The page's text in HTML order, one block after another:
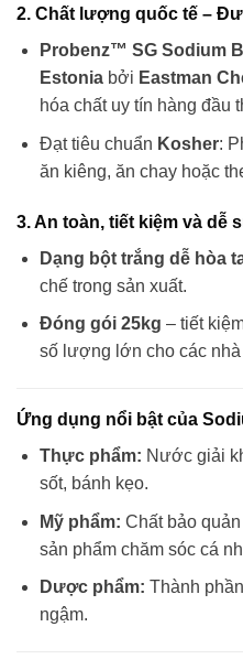
2. Chất lượng quốc tế –
Probenz™ SG Sodium
Estoniabởi Eastman
hóa chất uy tín hàng đầu
Đạt tiêu chuẩn Kosher:
ăn kiêng, ăn chay hoặc
3. An toàn, tiết kiệm và dễ
Dạng bột trắng dễ hòa
chế trong sản xuất.
Đóng gói 25kg – tiết
số lượng lớn cho các nhà
Ứng dụng nổi bật của
Thực phẩm: Nước giải
sốt, bánh kẹo.
Mỹ phẩm: Chất bảo
sản phẩm chăm sóc cá
Dược phẩm: Thành
ngậm.